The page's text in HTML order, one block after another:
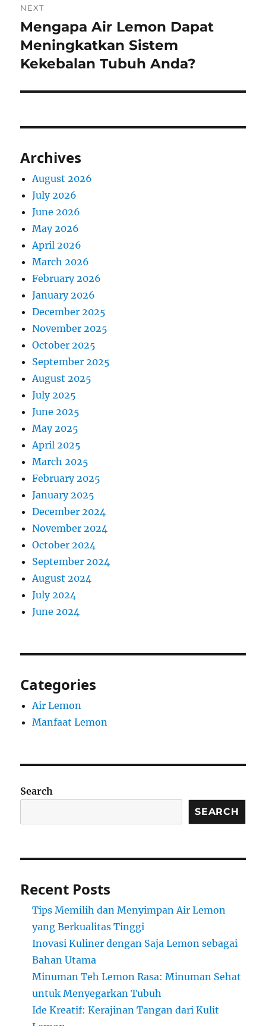
NEXT
Next
post:
Mengapa Air Lemon Dapat
Meningkatkan Sistem
Kekebalan Tubuh Anda?
Archives
August 2026
July 2026
June 2026
May 2026
April 2026
March 2026
February 2026
January 2026
December 2025
November 2025
October 2025
September 2025
August 2025
July 2025
June 2025
May 2025
April 2025
March 2025
February 2025
January 2025
December 2024
November 2024
October 2024
September 2024
August 2024
July 2024
June 2024
Categories
Air Lemon
Manfaat Lemon
Search
SEARCH
Recent Posts
Tips Memilih dan Menyimpan Air Lemon
yang Berkualitas Tinggi
Inovasi Kuliner dengan Saja Lemon sebagai
Bahan Utama
Minuman Teh Lemon Rasa: Minuman Sehat
untuk Menyegarkan Tubuh
Ide Kreatif: Kerajinan Tangan dari Kulit